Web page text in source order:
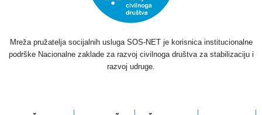
Mreža pružatelja socijalnih usluga SOS-NET je korisnica institucionalne
podrške Nacionalne zaklade za razvoj civilnoga društva za stabilizaciju i
razvoj udruge.